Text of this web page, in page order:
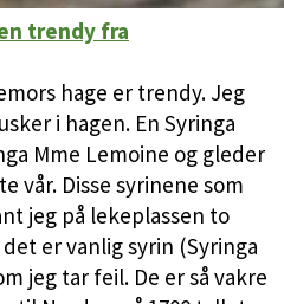
trendy fra
hage er trendy. Jeg
i hagen. En Syringa
Mme Lemoine og gleder
vår. Disse syrinene som
jeg på lekeplassen to
er vanlig syrin (Syringa
jeg tar feil. De er så vakre